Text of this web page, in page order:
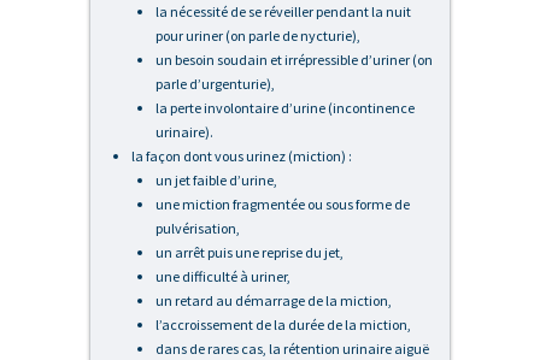
la nécessité de se réveiller pendant la nuit
pour uriner (on parle de nycturie),
un besoin soudain et irrépressible d’uriner (on
parle d’urgenturie),
la perte involontaire d’urine (incontinence
urinaire).
la façon dont vous urinez (miction) :
un jet faible d’urine,
une miction fragmentée ou sous forme de
pulvérisation,
un arrêt puis une reprise du jet,
une difficulté à uriner,
un retard au démarrage de la miction,
l’accroissement de la durée de la miction,
dans de rares cas, la rétention urinaire aiguë